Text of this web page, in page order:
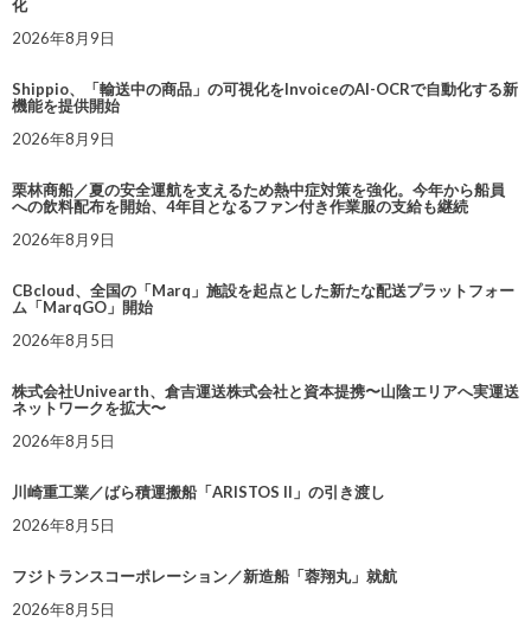
化
2026年8月9日
Shippio、「輸送中の商品」の可視化をInvoiceのAI-OCRで自動化する新
機能を提供開始
2026年8月9日
栗林商船／夏の安全運航を支えるため熱中症対策を強化。今年から船員
への飲料配布を開始、4年目となるファン付き作業服の支給も継続
2026年8月9日
CBcloud、全国の「Marq」施設を起点とした新たな配送プラットフォー
ム「MarqGO」開始
2026年8月5日
株式会社Univearth、倉吉運送株式会社と資本提携〜山陰エリアへ実運送
ネットワークを拡大〜
2026年8月5日
川崎重工業／ばら積運搬船「ARISTOS II」の引き渡し
2026年8月5日
フジトランスコーポレーション／新造船「蓉翔丸」就航
2026年8月5日